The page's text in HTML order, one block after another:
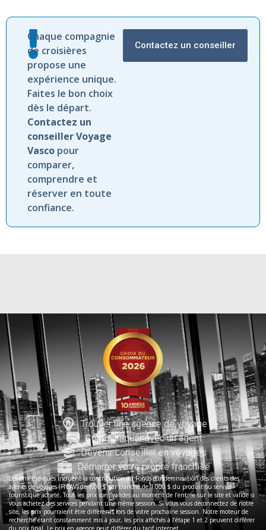
Chaque compagnie
de croisières
propose une
expérience unique.
Faites le bon choix
dès le départ.
Contactez un
conseiller Voyage
Vasco pour
comparer,
comprendre et
réserver en toute
confiance.
Contactez un conseiller
Trouver une agence de voyage
Communiquer avec un agent
Devenir conseiller en voyages
Démarrer votre propre franchise
Les prix indiqués incluent la contribution au Fonds d’indemnisation des clients des
agents de voyages (FICAV) de 1,00 $ par tranche de 1 000 $ du produit ou service
touristique acheté. Tous les prix sont valides au moment de l’entrée sur le site et valide si
vous achetez des services pendant une même session. Si vous vous déconnectez de notre
site, les prix pourraient être différents lors de votre prochaine session. Notre moteur de
recherche étant constamment mis à jour, les prix affichés à l’étape 1 et 2 peuvent différer
du prix final. Le prix en agence peut différer du tarif internet.